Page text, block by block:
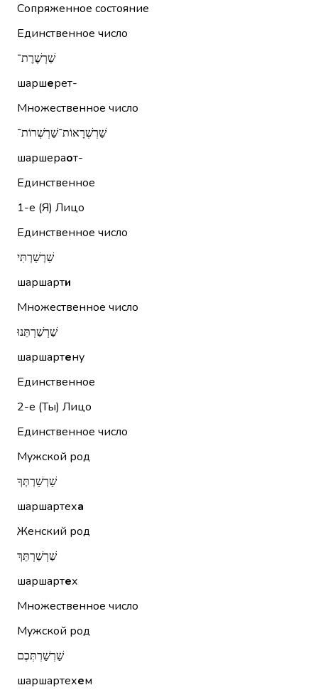
Сопряженное состояние
Единственное число
שַׁרְשֶׁרֶת־
шаршерет-
Множественное число
שַׁרְשְׁרָאוֹת־שַׁרְשְׁרוֹת־
шаршераот-
Единственное
1-е (Я) Лицо
Единственное число
שַׁרְשַׁרְתִּי
шаршарти
Множественное число
שַׁרְשַׁרְתֵּנוּ
шаршартену
Единственное
2-е (Ты) Лицо
Единственное число
Мужской род
שַׁרְשַׁרְתְּךָ
шаршартеха
Женский род
שַׁרְשַׁרְתֵּךְ
шаршартех
Множественное число
Мужской род
שַׁרְשַׁרְתְּכֶם
шаршартехем